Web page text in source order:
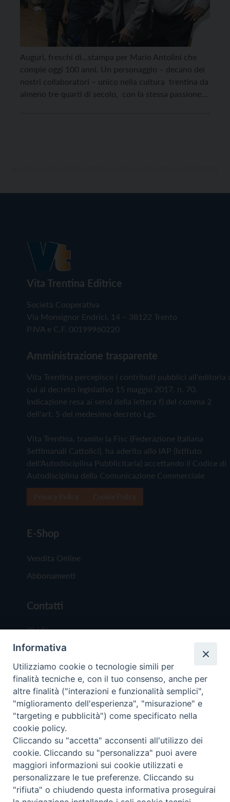
Auguri, freschi di…stampa per Mario Antolini che
compie oggi 100 anni. Un personaggio – decano dei
nostri collaboratori – unico nella cultura trentina da
almeno tre quarti di secolo, con la stessa passione
Vita Trentina Editrice
Società Cooperativa
Via Monsignor Endrici, 14 – 38122 Trento
P.IVA e C.F. 00199960220
Amministrazione trasparente
Vita Trentina percepisce i contributi pubblici all'editoria
cui al decreto legislativo 15 maggio 2017, n. 70.
Indicazione resa ai sensi della lettera f) del comma 2
dell'art. 5 del medesimo decreto Lgs.
Vita Trentina, tramite la Fisc (Federazione Italiana
Settimanali Cattolici), ha aderito allo IAP (Istituto
dell'Autodisciplina Pubblicitaria) accettando il Codice di
Autodisciplina della Comunicazione Commerciale
E-Shop
Vendita Online
Abbonamenti
Contatti
Chi Siamo
Redazione
Scrivici
Copyright © 2019 - Tutti i diritti riservati - Vita
Trentina Editrice
Privacy Policy
Torna
Informativa
Utilizziamo cookie o tecnologie simili per
finalità tecniche e, con il tuo consenso, anche per
altre finalità ("interazioni e funzionalità semplici",
"miglioramento dell'esperienza", "misurazione" e
"targeting e pubblicità") come specificato nella
cookie policy.
Cliccando su "accetta" acconsenti all'utilizzo dei
cookie. Cliccando su "personalizza" puoi avere
maggiori informazioni sui cookie utilizzati e
personalizzare le tue preferenze. Cliccando su
"rifiuta" o chiudendo questa informativa proseguirai